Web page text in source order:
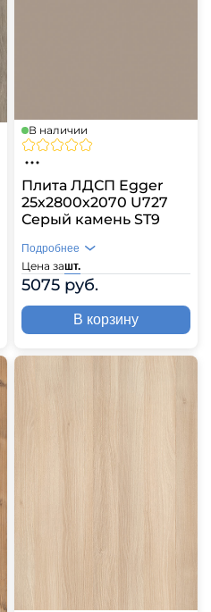
В наличии
Плита ЛДСП Egger
25х2800х2070 U727
Серый камень ST9
Цена зашт.
5075 руб.
Подробнее
В корзину